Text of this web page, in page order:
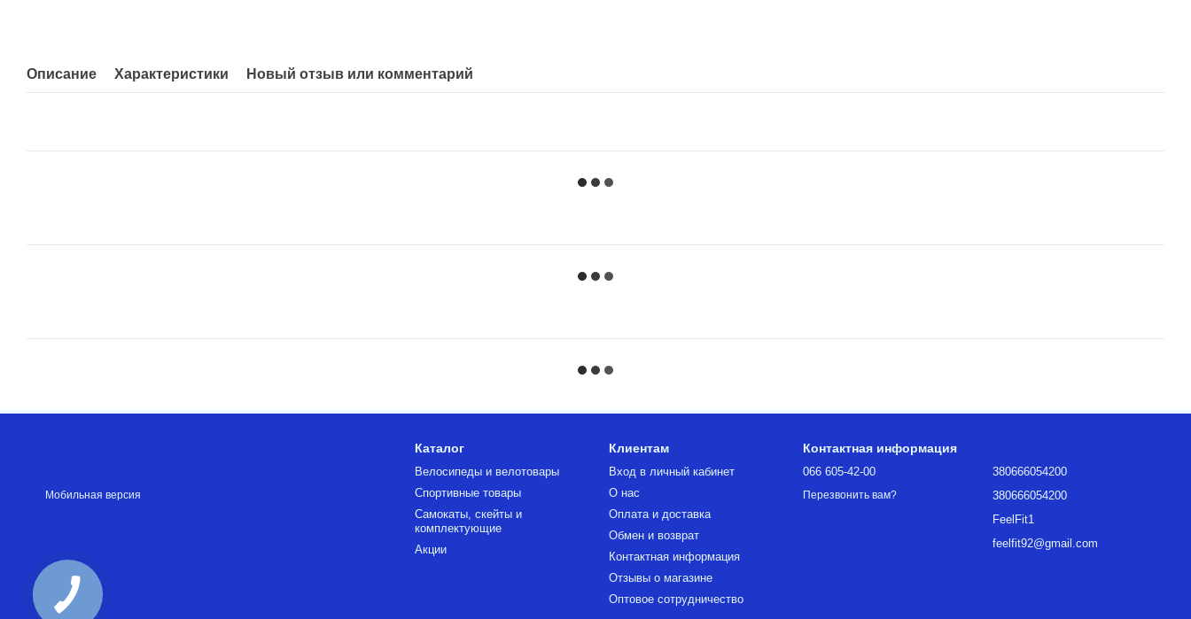
Описание Характеристики Новый отзыв или комментарий
Мобильная версия
Каталог
Велосипеды и велотовары
Спортивные товары
Самокаты, скейты и
комплектующие
Акции
Клиентам
Вход в личный кабинет
О нас
Оплата и доставка
Обмен и возврат
Контактная информация
Отзывы о магазине
Оптовое сотрудничество
Контактная информация
066 605-42-00
Перезвонить вам?
380666054200
380666054200
FeelFit1
feelfit92@gmail.com